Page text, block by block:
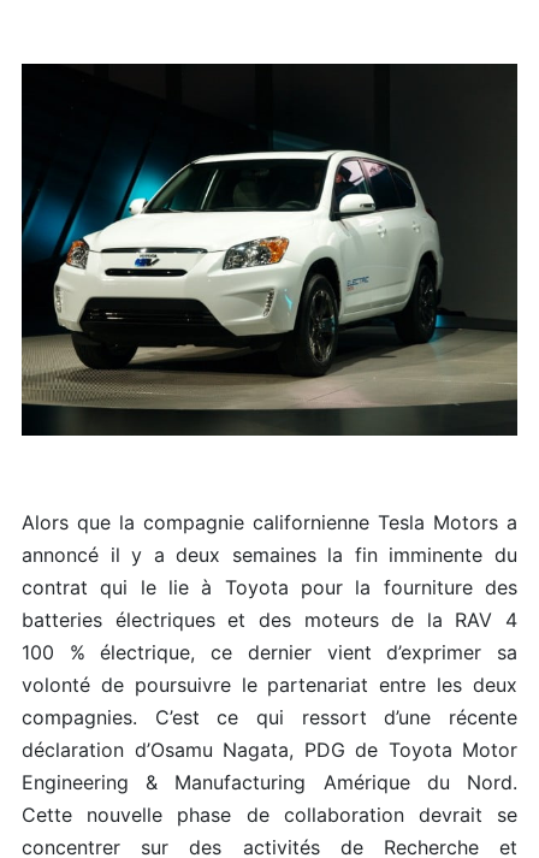
Alors que la compagnie californienne Tesla Motors a
annoncé il y a deux semaines la fin imminente du
contrat qui le lie à Toyota pour la fourniture des
batteries électriques et des moteurs de la RAV 4
100 % électrique, ce dernier vient d’exprimer sa
volonté de poursuivre le partenariat entre les deux
compagnies. C’est ce qui ressort d’une récente
déclaration d’Osamu Nagata, PDG de Toyota Motor
Engineering & Manufacturing Amérique du Nord.
Cette nouvelle phase de collaboration devrait se
concentrer sur des activités de Recherche et